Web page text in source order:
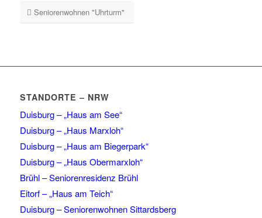
Seniorenwohnen "Uhrturm"
STANDORTE – NRW
Duisburg – „Haus am See“
Duisburg – „Haus Marxloh“
Duisburg – „Haus am Biegerpark“
Duisburg – „Haus Obermarxloh“
Brühl – Seniorenresidenz Brühl
Eitorf – „Haus am Teich“
Duisburg – Seniorenwohnen Sittardsberg